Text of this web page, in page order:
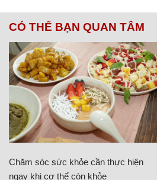
CÓ THỂ BẠN QUAN TÂM
Chăm sóc sức khỏe cần thực hiện
ngay khi cơ thể còn khỏe